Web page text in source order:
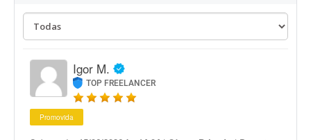
Igor M.
TOP FREELANCER
Promovida